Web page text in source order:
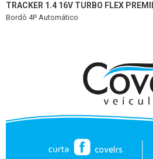
TRACKER 1.4 16V TURBO FLEX
Bordô 4P Automático